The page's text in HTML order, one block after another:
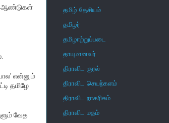
ஆண்டுகள்
என்னும்
தமிழே
வேத
தமிழ் தேசியம்
தமிழர்
தமிழாற்றுப்படை
தாயுமானவர்
திராவிட குரல்
திராவிட செயற்களம்
திராவிட நாகரிகம்
திராவிட மதம்